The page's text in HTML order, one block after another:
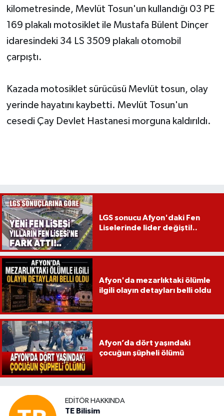
kilometresinde, Mevlüt Tosun'un kullandığı 03 PE
169 plakalı motosiklet ile Mustafa Bülent Dinçer
idaresindeki 34 LS 3509 plakalı otomobil
çarpıştı.
Kazada motosiklet sürücüsü Mevlüt tosun, olay
yerinde hayatını kaybetti. Mevlüt Tosun'un
cesedi Çay Devlet Hastanesi morguna kaldırıldı.
LGS sonucu Afyon'daki Fen
Liselerinde lider değişti!..
Afyon'da mezarlıktaki ölümle
ilgili olayın detayları belli oldu
Afyon’da dört yaşındaki
çocuğun şüpheli ölümü
EDITÖR HAKKINDA
TE Bilisim